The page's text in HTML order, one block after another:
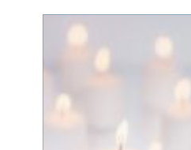
och om de väljer att
komma tillbaka. När
kraven på komfort,